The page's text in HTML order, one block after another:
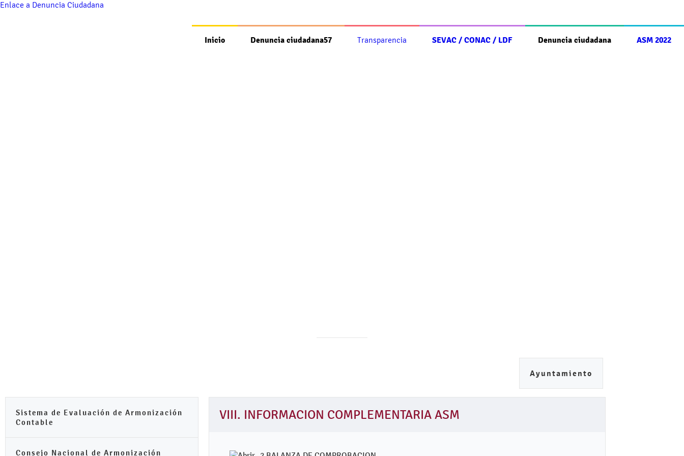
Enlace a Denuncia Ciudadana
Inicio Denuncia ciudadana57 Transparencia SEVAC / CONAC / LDF Denuncia ciudadana ASM 2022
Ayuntamiento
Sistema de Evaluación de Armonización
Contable
Consejo Nacional de Armonización
VIII. INFORMACION COMPLEMENTARIA ASM